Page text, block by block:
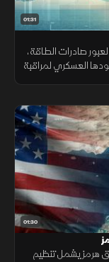
01:31
صادرات الطاقة،
العسكري لمراقبة
01:30
هرمز يشمل تنظيم